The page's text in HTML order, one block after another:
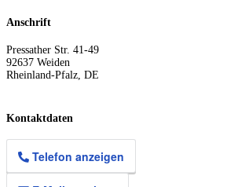
Anschrift
Pressather Str. 41-49
92637 Weiden
Rheinland-Pfalz DE
Kontaktdaten
Telefon anzeigen